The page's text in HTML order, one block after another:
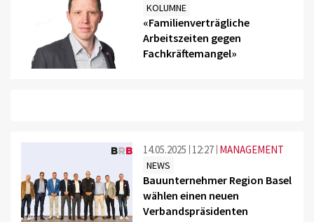
©
KOLUMNE
«Familienverträgliche
Arbeitszeiten gegen
Fachkräftemangel»
©
14.05.2025 12:27 MANAGEMENT
NEWS
Bauunternehmer Region Basel
wählen einen neuen
Verbandspräsidenten